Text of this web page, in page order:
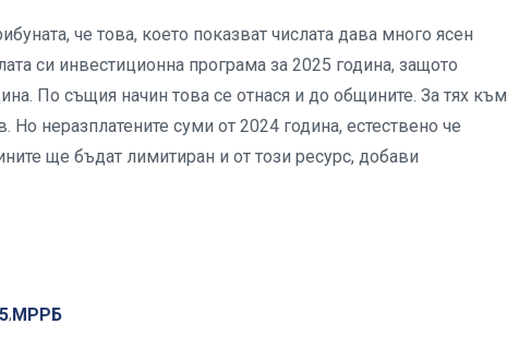
че това, което показват числата дава много ясен
си инвестиционна програма за 2025 година, защото
По същия начин това се отнася и до общините. За тях към
неразплатените суми от 2024 година, естествено че
ще бъдат лимитиран и от този ресурс, добави
,МРРБ